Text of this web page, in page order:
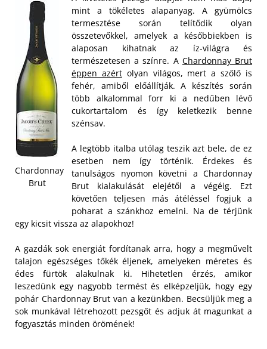
Chardonnay
Brut
mint a tökéletes alapanyag. A gyümölcs
termesztése során telítődik olyan
összetevőkkel, amelyek a későbbiekben is
alaposan kihatnak az íz-világra és
természetesen a színre. A Chardonnay Brut
éppen azértolyan világos, mert a szőlő is
fehér, amiből előállítják. A készítés során
több alkalommal forr ki a nedűben lévő
cukortartalom és így keletkezik benne
szénsav.
A legtöbb italba utólag teszik azt bele, de ez
esetben nem így történik. Érdekes és
tanulságos nyomon követni a Chardonnay
Brut kialakulását elejétől a végéig. Ezt
követően teljesen más átéléssel fogjuk a
poharat a szánkhoz emelni. Na de térjünk
egy kicsit vissza az alapokhoz!
A gazdák sok energiát fordítanak arra, hogy a megművelt
talajon egészséges tőkék éljenek, amelyeken méretes és
édes fürtök alakulnak ki. Hihetetlen érzés, amikor
leszedünk egy nagyobb termést és elképzeljük, hogy egy
pohár Chardonnay Brut van a kezünkben. Becsüljük meg a
sok munkával létrehozott pezsgőt és adjuk át magunkat a
fogyasztás minden örömének!